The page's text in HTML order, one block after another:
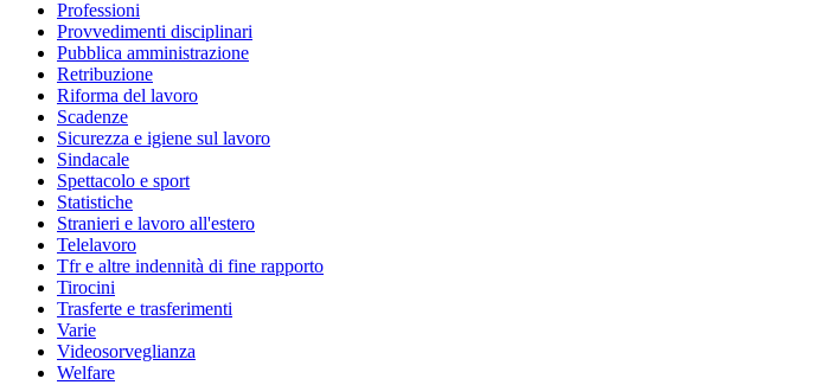
Professioni
Provvedimenti disciplinari
Pubblica amministrazione
Retribuzione
Riforma del lavoro
Scadenze
Sicurezza e igiene sul lavoro
Sindacale
Spettacolo e sport
Statistiche
Stranieri e lavoro all'estero
Telelavoro
Tfr e altre indennità di fine rapporto
Tirocini
Trasferte e trasferimenti
Varie
Videosorveglianza
Welfare